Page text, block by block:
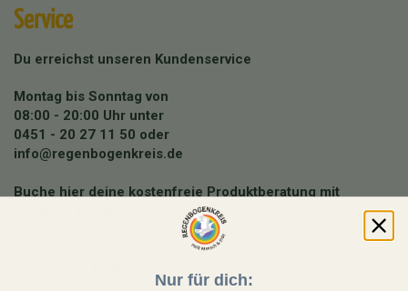
Service
Du erreichst unseren Kundenservice
Montag bis Sonntag von
08:00 - 20:00 Uhr unter
0451 - 20 27 11 50 oder
info@regenbogenkreis.de
Buche hier deine kostenfreie Produktberatung mit
Nur für dich: